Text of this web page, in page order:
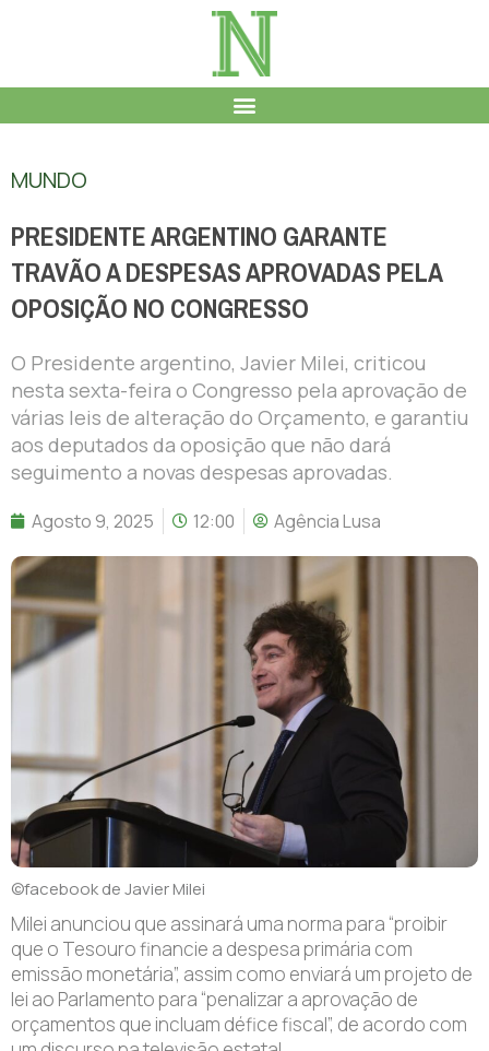
MUNDO
PRESIDENTE ARGENTINO GARANTE
TRAVÃO A DESPESAS APROVADAS PELA
OPOSIÇÃO NO CONGRESSO
O Presidente argentino, Javier Milei, criticou
nesta sexta-feira o Congresso pela aprovação de
várias leis de alteração do Orçamento, e garantiu
aos deputados da oposição que não dará
seguimento a novas despesas aprovadas.
Agosto 9, 2025 12:00 Agência Lusa
©facebook de Javier Milei
Milei anunciou que assinará uma norma para “proibir
que o Tesouro financie a despesa primária com
emissão monetária”, assim como enviará um projeto de
lei ao Parlamento para “penalizar a aprovação de
orçamentos que incluam défice fiscal”, de acordo com